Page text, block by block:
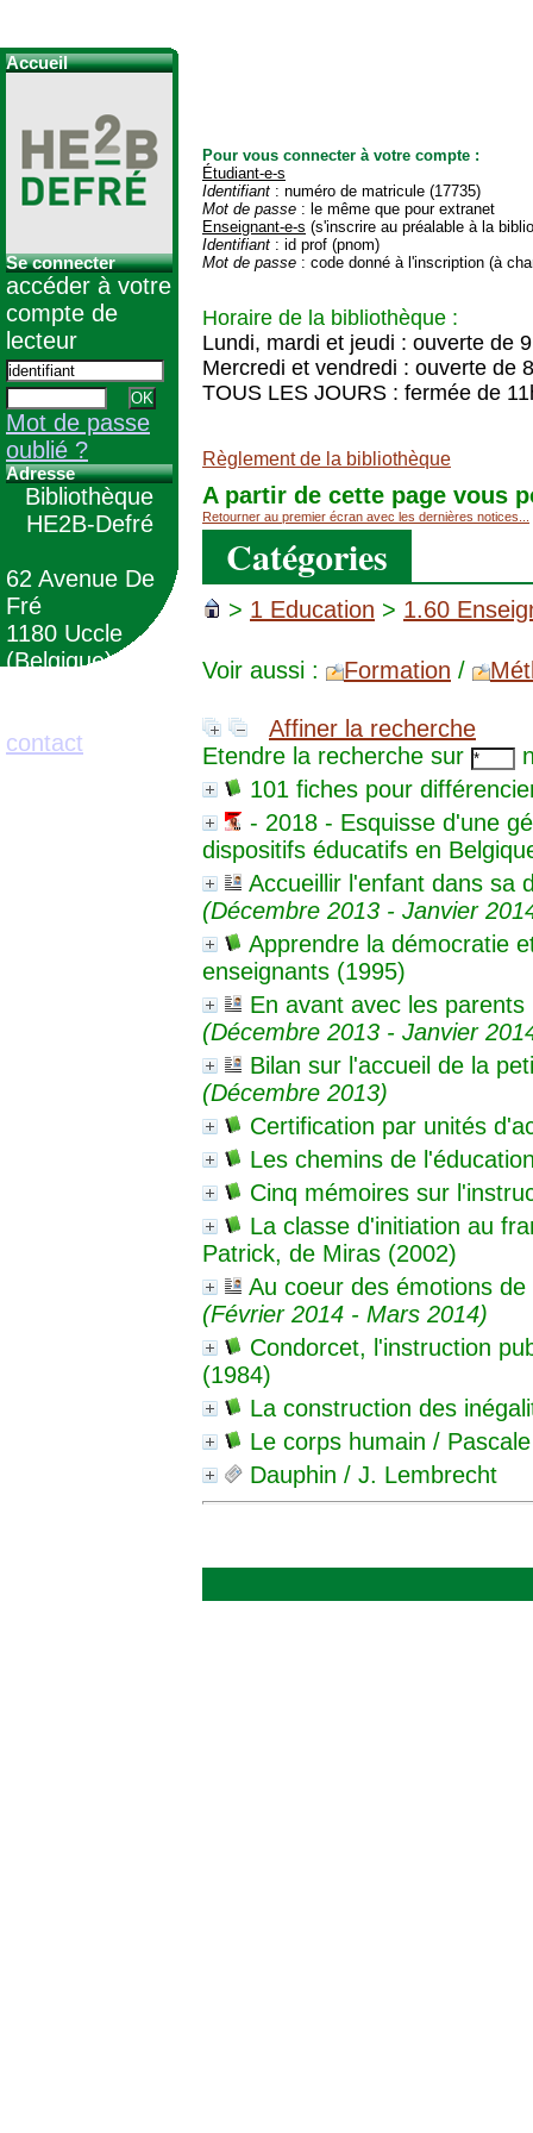
Pour vous connecter à votre compte :
Étudiant-e-s
Identifiant : numéro de matricule (17735)
Mot de passe : le même que pour extranet
Enseignant-e-s (s'inscrire au préalable à la
Identifiant : id prof (pnom)
Mot de passe : code donné à l'inscription (à
Horaire de la bibliothèque :
Lundi, mardi et jeudi : ouverte de
Mercredi et vendredi : ouverte de
TOUS LES JOURS : fermée de
Règlement de la bibliothèque
A partir de cette page vous
Retourner au premier écran avec les dernières notices...
Catégories
> 1 Education > 1.60
Voir aussi : Formation /
Affiner la recherche
Etendre la recherche sur
101 fiches pour
- 2018 - Esquisse d'une
dispositifs éducatifs en
Accueillir l'enfant dans sa
(Décembre 2013 - Janvier
Apprendre la démocratie
enseignants (1995)
En avant avec les parents
(Décembre 2013 - Janvier
Bilan sur l'accueil de la
(Décembre 2013)
Certification par unités
Les chemins de
Cinq mémoires sur
La classe d'initiation au
Patrick, de Miras (2002)
Au coeur des émotions
(Février 2014 - Mars 2014)
Condorcet, l'instruction
(1984)
La construction des
Le corps humain /
Dauphin / J. Lembrecht
Accueil
Se connecter
accéder à votre
compte de
lecteur
Mot de passe
oublié ?
Adresse
Bibliothèque
HE2B-Defré
62 Avenue De
Fré
1180 Uccle
(Belgique)
contact